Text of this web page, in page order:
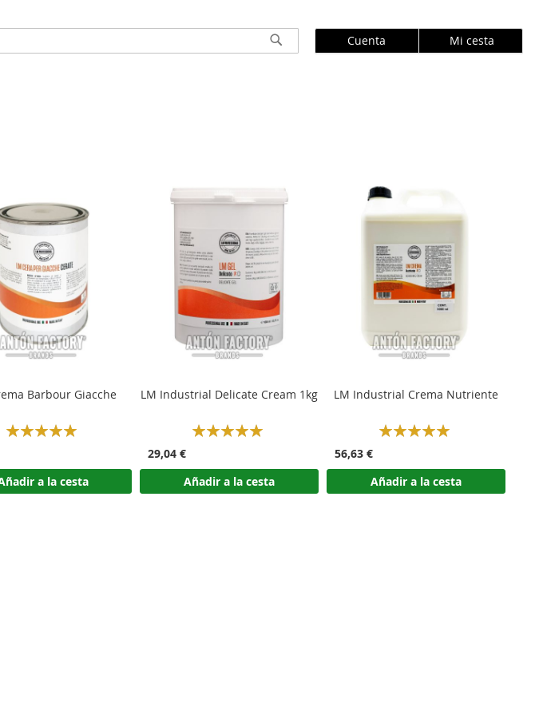
Buscar
Cuenta Mi cesta
Barbour Giacche
Rating:
a la cesta
LM Industrial Delicate Cream 1kg
Rating:
29,04 €
Añadir a la cesta
LM Industrial Crema Nutriente
Rating:
56,63 €
Añadir a la cesta